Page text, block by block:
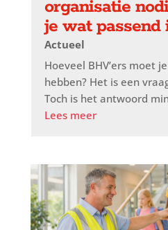
organisatie
je wat passend
Actueel
Hoeveel BHV’ers moet
hebben? Het is een
Toch is het antwoord
Lees meer